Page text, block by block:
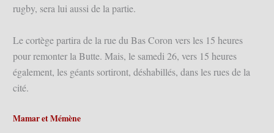
rugby, sera lui aussi de la partie.
Le cortège partira de la rue du Bas Coron vers les 15 heures
pour remonter la Butte. Mais, le samedi 26, vers 15 heures
également, les géants sortiront, déshabillés, dans les rues de la
cité.
Mamar et Mémène